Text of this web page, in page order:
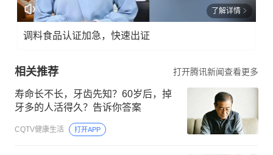
了解详情
调料食品认证加急，快速出证
相关推荐 打开腾讯新闻查看更多
寿命长不长，牙齿先知？60岁后，掉
牙多的人活得久？告诉你答案
CQTV健康生活 打开APP